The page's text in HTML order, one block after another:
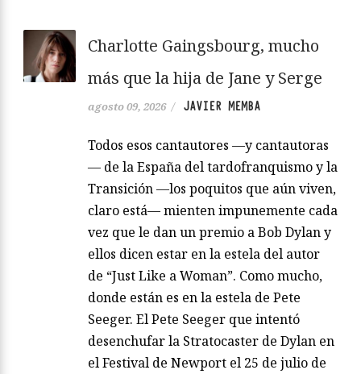
Charlotte Gaingsbourg, mucho
más que la hija de Jane y Serge
agosto 09, 2026 / JAVIER MEMBA
Todos esos cantautores —y cantautoras
— de la España del tardofranquismo y la
Transición —los poquitos que aún viven,
claro está— mienten impunemente cada
vez que le dan un premio a Bob Dylan y
ellos dicen estar en la estela del autor
de “Just Like a Woman”. Como mucho,
donde están es en la estela de Pete
Seeger. El Pete Seeger que intentó
desenchufar la Stratocaster de Dylan en
el Festival de Newport el 25 de julio de